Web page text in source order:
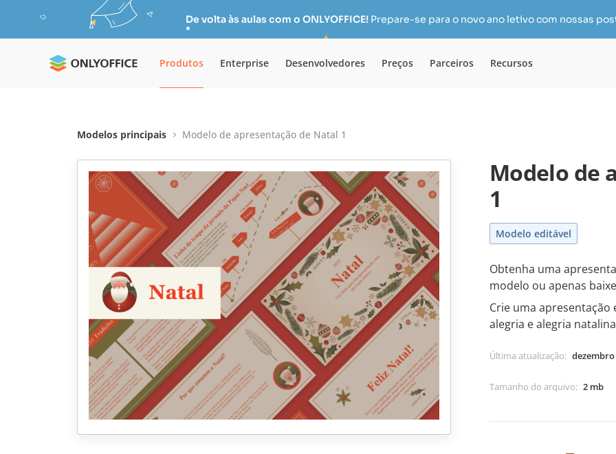
De volta às aulas com o ONLYOFFICE! Prepare-se para o novo ano letivo com nossas
Produtos Enterprise Desenvolvedores Preços Parceiros Recursos
Modelos principais Modelo de apresentação de Natal 1
Modelo de
1
Modelo editável
Obtenha uma
modelo ou apenas
Crie uma
alegria e alegria
Última atualização: dezembro
Tamanho do arquivo: 2 mb